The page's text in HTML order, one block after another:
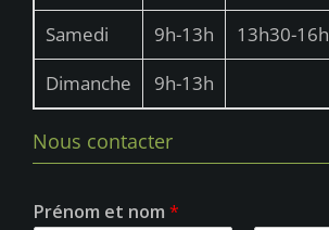
Samedi
9h-13h
13h30-16h
Dimanche
9h-13h
Nous contacter
Prénom et nom *